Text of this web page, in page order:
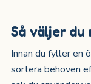
Så väljer
Innan du fyller en
sortera behoven